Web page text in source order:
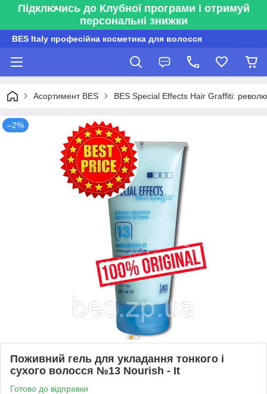
Підключись до Клубної програми і отримуй
персональні знижки
BES Italy професійна косметика для волосся
Асортимент BES BES Special Effects Hair Graffiti:
–2%
Поживний гель для укладання тонкого і
сухого волосся №13 Nourish - It
Готово до відправки